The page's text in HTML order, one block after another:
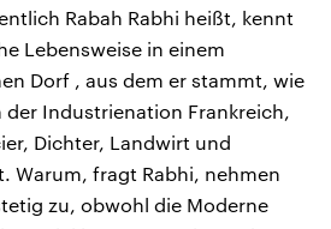
Rabah Rabhi heißt, kennt
Lebensweise in einem
Dorf , aus dem er stammt, wie
der Industrienation Frankreich,
Dichter, Landwirt und
Warum, fragt Rabhi, nehmen
zu, obwohl die Moderne